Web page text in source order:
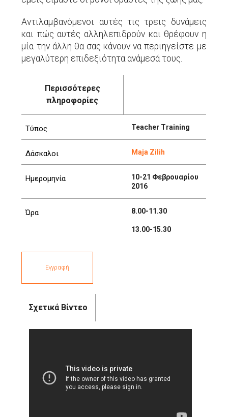
Αντιλαμβανόμενοι αυτές τις τρεις δυνάμεις
και πώς αυτές αλληλεπιδρούν και θρέφουν η
μία την άλλη θα σας κάνουν να περιηγείστε με
μεγαλύτερη επιδεξιότητα ανάμεσά τους.
Περισσότερες
πληροφορίες
Τύπος Teacher Training
Δάσκαλοι Maja Zilih
Ημερομηνία
10-21 Φεβρουαρίου
2016
Ώρα 8.00-11.30
13.00-15.30
Εγγραφή
Σχετικά Βίντεο